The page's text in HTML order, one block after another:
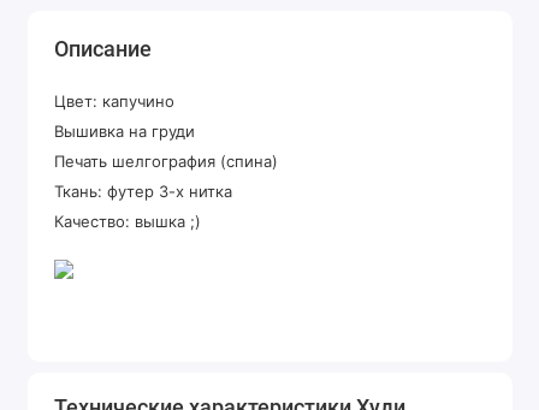
Описание
Цвет: капучино
Вышивка на груди
Печать шелгография (спина)
Ткань: футер 3-х нитка
Качество: вышка ;)